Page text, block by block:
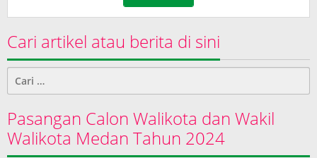
Cari artikel atau berita di sini
Cari
untuk:
Pasangan Calon Walikota dan Wakil
Walikota Medan Tahun 2024